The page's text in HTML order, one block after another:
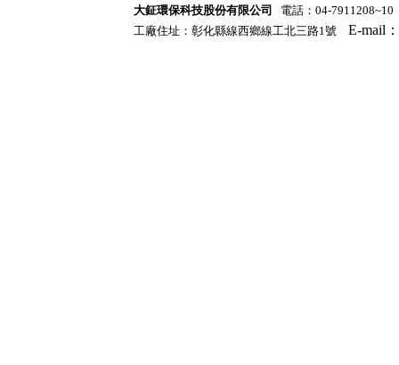
大鉦環保科技股份有限公司
電話：04-
工廠住址 ： 彰化縣線西鄉線工北三路1號 E-mail：